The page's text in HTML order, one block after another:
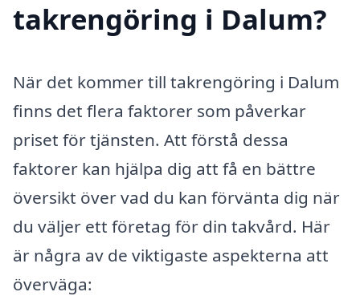
takrengöring i Dalum?
När det kommer till takrengöring i Dalum
finns det flera faktorer som påverkar
priset för tjänsten. Att förstå dessa
faktorer kan hjälpa dig att få en bättre
översikt över vad du kan förvänta dig när
du väljer ett företag för din takvård. Här
är några av de viktigaste aspekterna att
överväga: